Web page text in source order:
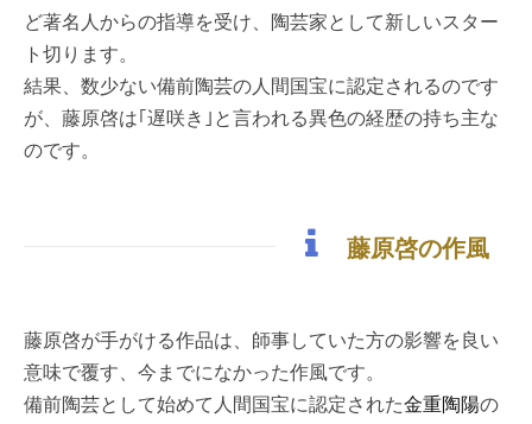
ど著名人からの指導を受け、陶芸家として新しいスター
ト切ります。
結果、数少ない備前陶芸の人間国宝に認定されるのです
が、藤原啓は｢遅咲き｣と言われる異色の経歴の持ち主な
のです。
藤原啓の作風
藤原啓が手がける作品は、師事していた方の影響を良い
意味で覆す、今までになかった作風です。
備前陶芸として始めて人間国宝に認定された金重陶陽の